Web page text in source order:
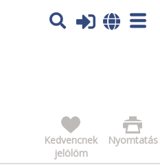
További tájékoztatás itt:
Nyomtatás
Kedvencnek
jelölöm